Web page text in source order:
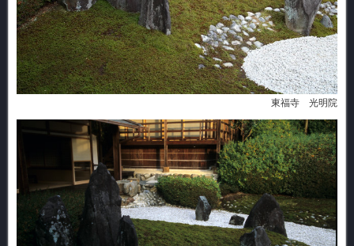
東福寺 光明院